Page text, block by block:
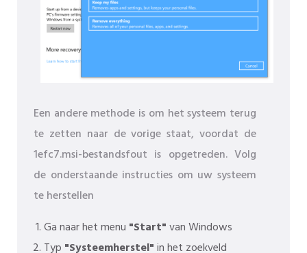
Een andere methode is om het systeem terug
te zetten naar de vorige staat, voordat de
1efc7.msi-bestandsfout is opgetreden. Volg
de onderstaande instructies om uw systeem
te herstellen
Ga naar het menu "Start"van Windows
Typ "Systeemherstel"in het zoekveld